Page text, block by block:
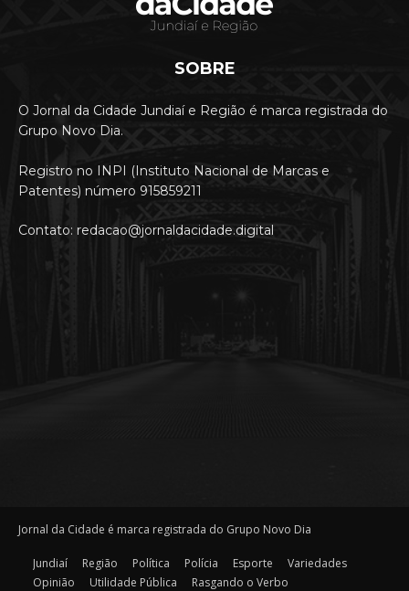
SOBRE
O Jornal da Cidade Jundiaí e Região é marca registrada do
Grupo Novo Dia.
Registro no INPI (Instituto Nacional de Marcas e
Patentes) número 915859211
Contato: redacao@jornaldacidade.digital
Jornal da Cidade é marca registrada do Grupo Novo Dia
Jundiaí Região Política Polícia Esporte
Variedades
Opinião
Utilidade Pública Rasgando o Verbo